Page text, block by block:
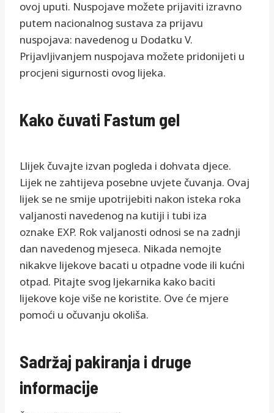
ovoj uputi. Nuspojave možete prijaviti izravno
putem nacionalnog sustava za prijavu
nuspojava: navedenog u Dodatku V.
Prijavljivanjem nuspojava možete pridonijeti u
procjeni sigurnosti ovog lijeka.
Kako čuvati Fastum gel
Llijek čuvajte izvan pogleda i dohvata djece.
Lijek ne zahtijeva posebne uvjete čuvanja. Ovaj
lijek se ne smije upotrijebiti nakon isteka roka
valjanosti navedenog na kutiji i tubi iza
oznake EXP. Rok valjanosti odnosi se na zadnji
dan navedenog mjeseca. Nikada nemojte
nikakve lijekove bacati u otpadne vode ili kućni
otpad. Pitajte svog ljekarnika kako baciti
lijekove koje više ne koristite. Ove će mjere
pomoći u očuvanju okoliša.
Sadržaj pakiranja i druge
informacije